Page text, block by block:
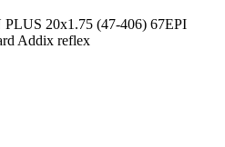
20x1.75 (47-406) 67EPI
Addix reflex